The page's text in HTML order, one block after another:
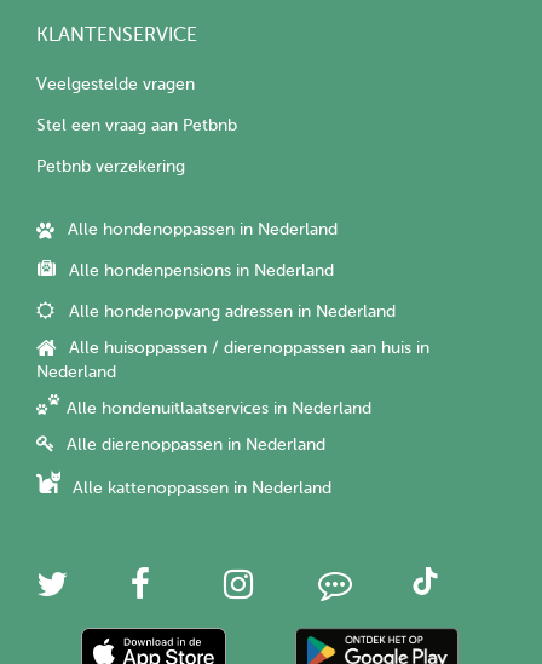
KLANTENSERVICE
Veelgestelde vragen
Stel een vraag aan Petbnb
Petbnb verzekering
Alle hondenoppassen in Nederland
Alle hondenpensions in Nederland
Alle hondenopvang adressen in Nederland
Alle huisoppassen / dierenoppassen aan huis in
Nederland
Alle hondenuitlaatservices in Nederland
Alle dierenoppassen in Nederland
Alle kattenoppassen in Nederland